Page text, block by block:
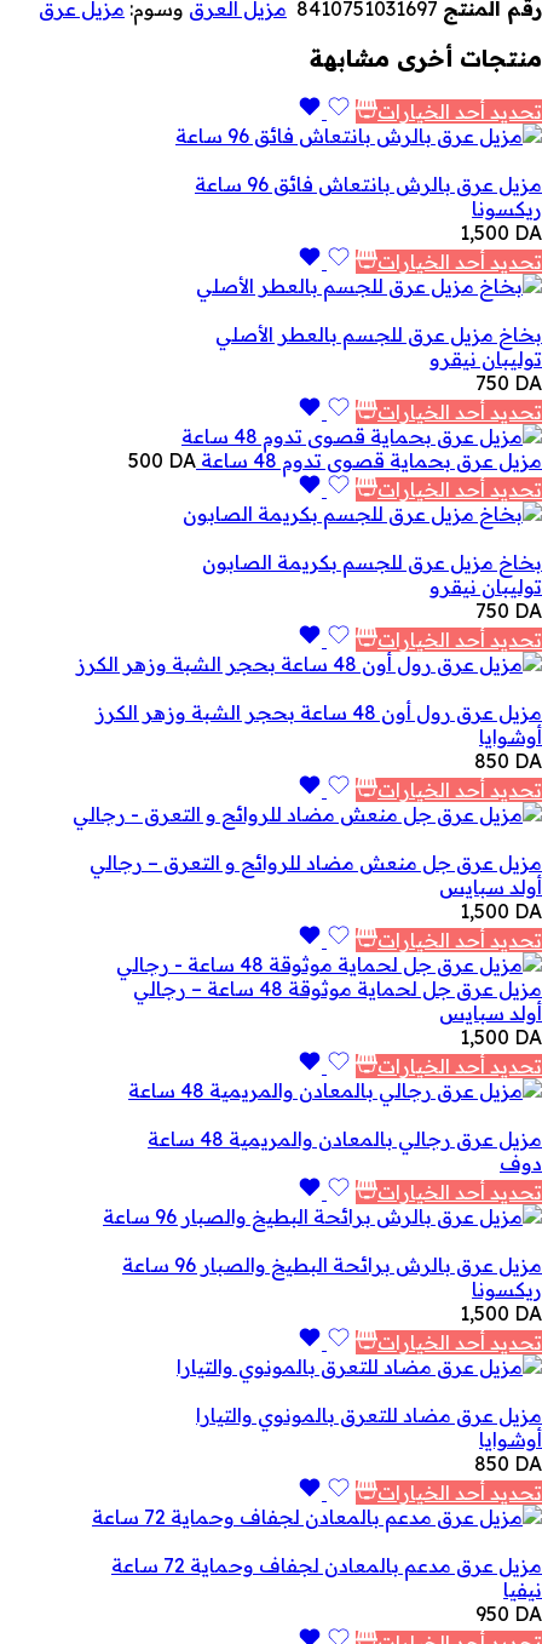
رقم المنتج 8410751031697 مزيل العرق وسوم: مزيل عرق
منتجات أخرى مشابهة
تحديد أحد الخيارات
مزيل عرق بالرش بانتعاش فائق 96 ساعة
ريكسونا
1,500 DA
تحديد أحد الخيارات
بخاخ مزيل عرق للجسم بالعطر الأصلي
توليبان نيقرو
750 DA
تحديد أحد الخيارات
مزيل عرق بحماية قصوى تدوم 48 ساعة
500 DA
تحديد أحد الخيارات
بخاخ مزيل عرق للجسم بكريمة الصابون
توليبان نيقرو
750 DA
تحديد أحد الخيارات
مزيل عرق رول أون 48 ساعة بحجر الشبة وزهر الكرز
أوشوايا
850 DA
تحديد أحد الخيارات
مزيل عرق جل منعش مضاد للروائح و التعرق – رجالي
أولد سبايس
1,500 DA
تحديد أحد الخيارات
مزيل عرق جل لحماية موثوقة 48 ساعة – رجالي
أولد سبايس
1,500 DA
تحديد أحد الخيارات
مزيل عرق رجالي بالمعادن والمريمية 48 ساعة
دوف
تحديد أحد الخيارات
مزيل عرق بالرش برائحة البطيخ والصبار 96 ساعة
ريكسونا
1,500 DA
تحديد أحد الخيارات
مزيل عرق مضاد للتعرق بالمونوي والتيارا
أوشوايا
850 DA
تحديد أحد الخيارات
مزيل عرق مدعم بالمعادن لجفاف وحماية 72 ساعة
نيفيا
950 DA